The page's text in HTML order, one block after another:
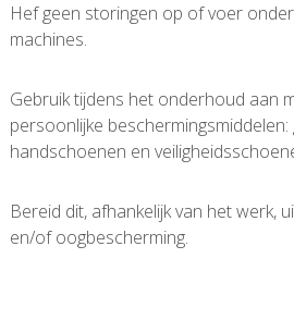
Hef geen storingen op of voer
machines.
Gebruik tijdens het onderhoud aan
persoonlijke
handschoenen en
Bereid dit, afhankelijk van het werk,
en/of oogbescherming.